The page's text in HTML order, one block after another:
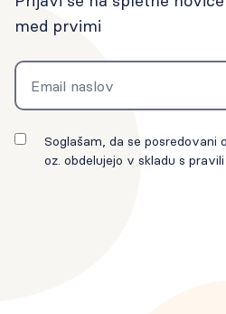
med prvimi
Email
Soglašam, da se posredovani
oz. obdelujejo v skladu s